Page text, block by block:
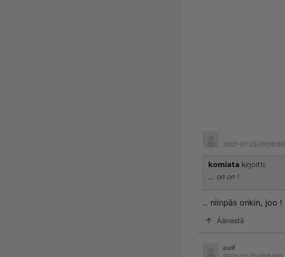
.
2001-01-23 09:06:00
komiata kirjoitti:
... on on !
.. niinpäs onkin, joo !
Äänestä
asdf